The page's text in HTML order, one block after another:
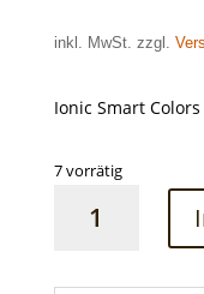
inkl. MwSt. zzgl.
Ionic Smart
7 vorrätig
Smart